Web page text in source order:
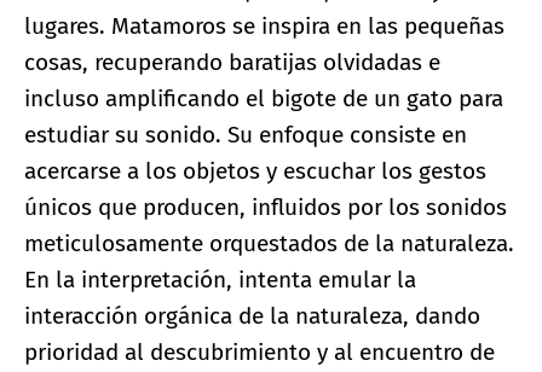
lugares. Matamoros se inspira en las pequeñas
cosas, recuperando baratijas olvidadas e
incluso amplificando el bigote de un gato para
estudiar su sonido. Su enfoque consiste en
acercarse a los objetos y escuchar los gestos
únicos que producen, influidos por los sonidos
meticulosamente orquestados de la naturaleza.
En la interpretación, intenta emular la
interacción orgánica de la naturaleza, dando
prioridad al descubrimiento y al encuentro de